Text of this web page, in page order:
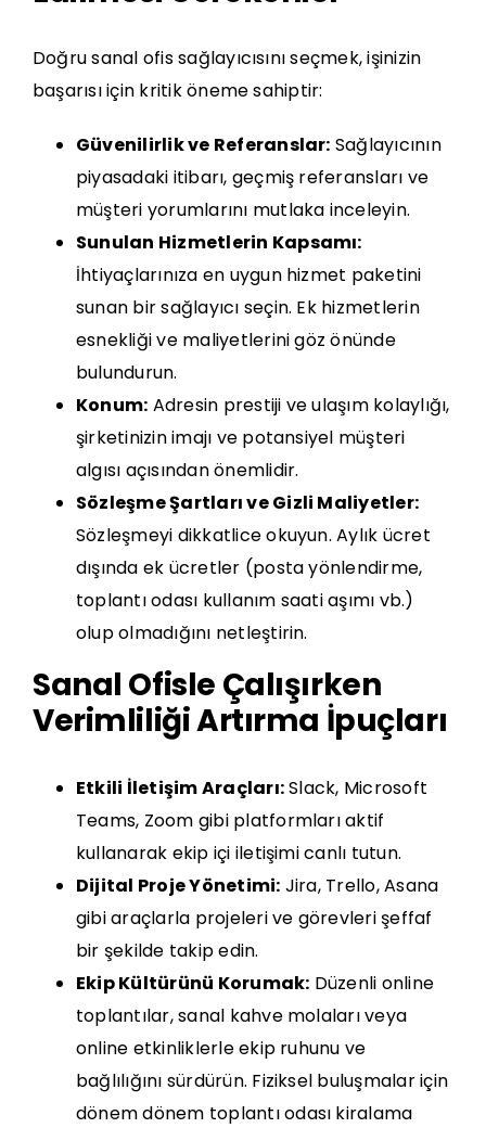
Doğru sanal ofis sağlayıcısını seçmek, işinizin
başarısı için kritik öneme sahiptir:
Güvenilirlik ve Referanslar: Sağlayıcının
piyasadaki itibarı, geçmiş referansları ve
müşteri yorumlarını mutlaka inceleyin.
Sunulan Hizmetlerin Kapsamı:
İhtiyaçlarınıza en uygun hizmet paketini
sunan bir sağlayıcı seçin. Ek hizmetlerin
esnekliği ve maliyetlerini göz önünde
bulundurun.
Konum: Adresin prestiji ve ulaşım kolaylığı,
şirketinizin imajı ve potansiyel müşteri
algısı açısından önemlidir.
Sözleşme Şartları ve Gizli Maliyetler:
Sözleşmeyi dikkatlice okuyun. Aylık ücret
dışında ek ücretler (posta yönlendirme,
toplantı odası kullanım saati aşımı vb.)
olup olmadığını netleştirin.
Sanal Ofisle Çalışırken
Verimliliği Artırma İpuçları
Etkili İletişim Araçları:Slack, Microsoft
Teams, Zoom gibi platformları aktif
kullanarak ekip içi iletişimi canlı tutun.
Dijital Proje Yönetimi: Jira, Trello, Asana
gibi araçlarla projeleri ve görevleri şeffaf
bir şekilde takip edin.
Ekip Kültürünü Korumak: Düzenli online
toplantılar, sanal kahve molaları veya
online etkinliklerle ekip ruhunu ve
bağlılığını sürdürün. Fiziksel buluşmalar için
dönem dönem toplantı odası kiralama